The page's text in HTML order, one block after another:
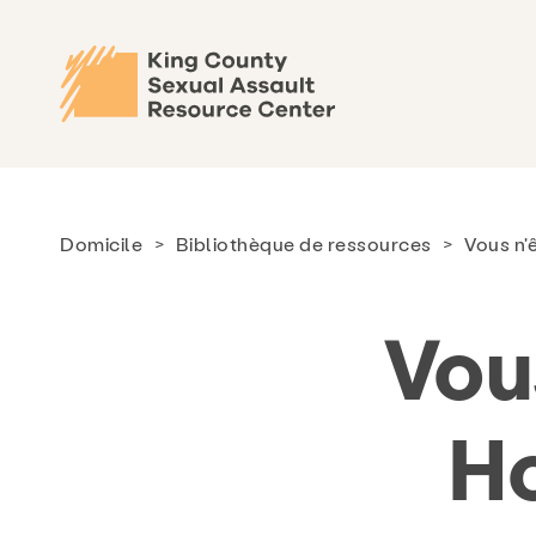
Domicile > Bibliothèque de ressources > Vous